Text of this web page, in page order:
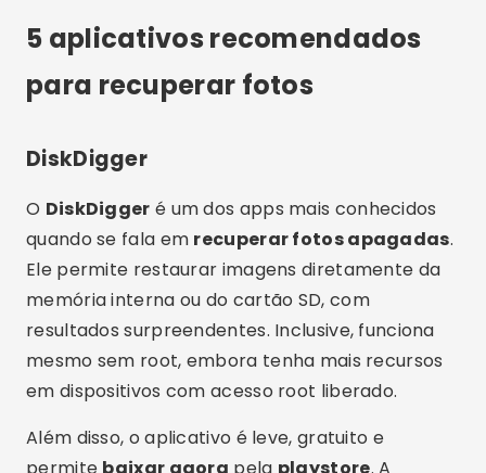
memória interna ou do cartão SD, com
resultados surpreendentes. Inclusive, funciona
mesmo sem root, embora tenha mais recursos
Além disso, o aplicativo é leve, gratuito e
permitebaixar agora playstore. A
interface é intuitiva e o processo de varredura
pode ser personalizado, o que facilita para quem
deseja recuperar galeria do celular
rapidamente.
Após a análise, é possível visualizar os arquivos
encontrados, selecionar apenas as fotos
desejadas e salvá-las em um local seguro. Para
quem precisa de uma solução prática e